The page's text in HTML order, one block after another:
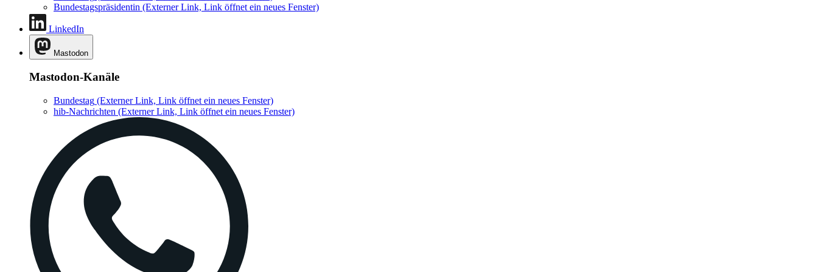
Bundestagspräsidentin (Externer Link, Link öffnet ein neues Fenster)
LinkedIn
Mastodon
Mastodon-Kanäle
Bundestag (Externer Link, Link öffnet ein neues Fenster)
hib-Nachrichten (Externer Link, Link öffnet ein neues Fenster)